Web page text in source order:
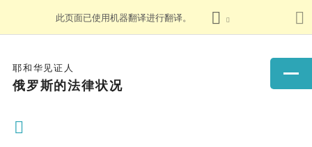
此页面已使用机器翻译进行翻译。
耶和华见证人
俄罗斯的法律状况